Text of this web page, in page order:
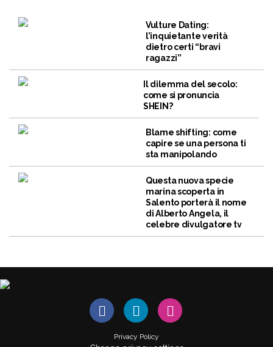
Vulture Dating:
l’inquietante verità
dietro certi “bravi
ragazzi”
Il dilemma del secolo:
come si pronuncia
SHEIN?
Blame shifting: come
capire se una persona ti
sta manipolando
Questa nuova specie
marina scoperta in
Salento porterà il nome
di Alberto Angela, il
celebre divulgatore tv
Privacy Policy